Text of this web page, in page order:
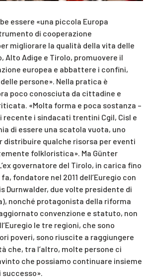
essere «una piccola Europa
di cooperazione
migliorare la qualità della vita delle
Alto Adige e Tirolo, promuovere il
europea e abbattere i confini,
persone». Nella pratica è
poco conosciuta da cittadine e
«Molta forma e poca sostanza –
i sindacati trentini Cgil, Cisl e
di essere una scatola vuota, uno
distribuire qualche risorsa per eventi
folkloristica». Ma Günter
governatore del Tirolo, in carica fino
fondatore nel 2011 dell’Euregio con
Durnwalder, due volte presidente di
nonché protagonista della riforma
convenzione e statuto, non
le tre regioni, che sono
poveri, sono riuscite a raggiungere
che, tra l’altro, molte persone ci
che possiamo continuare insieme